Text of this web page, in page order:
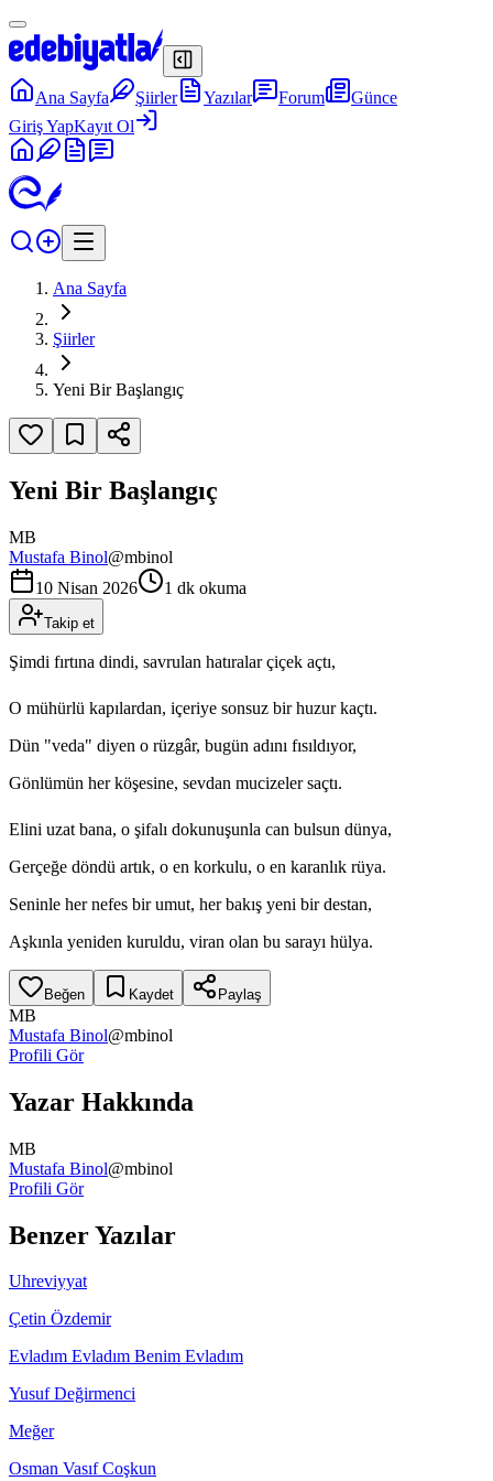
Ana Sayfa Şiirler Yazılar Forum
Günce
Giriş YapKayıt Ol
Ana Sayfa
Şiirler
Yeni Bir Başlangıç
Yeni Bir Başlangıç
MB
Mustafa Binol@mbinol
10 Nisan 2026
1 dk okuma
Takip et
Şimdi fırtına dindi, savrulan hatıralar çiçek açtı,
O mühürlü kapılardan, içeriye sonsuz bir huzur kaçtı.
Dün "veda" diyen o rüzgâr, bugün adını fısıldıyor,
Gönlümün her köşesine, sevdan mucizeler saçtı.
Elini uzat bana, o şifalı dokunuşunla can bulsun dünya,
Gerçeğe döndü artık, o en korkulu, o en karanlık rüya.
Seninle her nefes bir umut, her bakış yeni bir destan,
Aşkınla yeniden kuruldu, viran olan bu sarayı hülya.
Beğen Kaydet Paylaş
MB
Mustafa Binol@mbinol
Profili Gör
Yazar Hakkında
MB
Mustafa Binol@mbinol
Profili Gör
Benzer Yazılar
Uhreviyyat
Çetin Özdemir
Evladım Evladım Benim Evladım
Yusuf Değirmenci
Meğer
Osman Vasıf Coşkun